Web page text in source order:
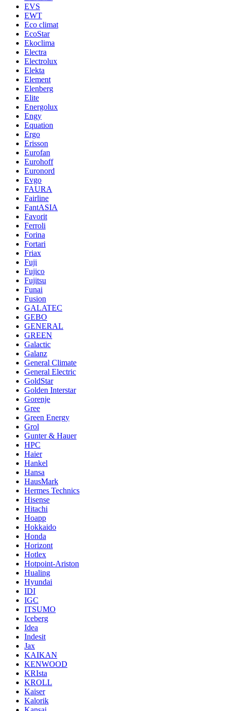
EVS
EWT
Eco climat
EcoStar
Ekoclima
Electra
Electrolux
Elekta
Element
Elenberg
Elite
Energolux
Engy
Equation
Ergo
Erisson
Eurofan
Eurohoff
Euronord
Evgo
FAURA
Fairline
FantASIA
Favorit
Ferroli
Forina
Fortari
Friax
Fuji
Fujico
Fujitsu
Funai
Fusion
GALATEC
GEBO
GENERAL
GREEN
Galactic
Galanz
General Climate
General Electric
GoldStar
Golden Interstar
Gorenje
Gree
Green Energy
Grol
Gunter & Hauer
HPC
Haier
Hankel
Hansa
HausMark
Hermes Technics
Hisense
Hitachi
Hoapp
Hokkaido
Honda
Horizont
Hotlex
Hotpoint-Ariston
Hualing
Hyundai
IDI
IGC
ITSUMO
Iceberg
Idea
Indesit
Jax
KAIKAN
KENWOOD
KRIsta
KROLL
Kaiser
Kalorik